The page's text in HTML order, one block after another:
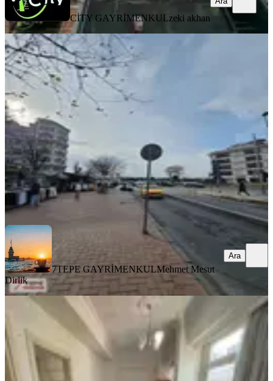
CİTY GAYRİMENKULzeki akhan
YENİ
Yenikapı Marmaray Durağının
Karşısında Kiralık 2+1
Fatih, Katip Kasım Mahallesi
2+1
·75 m² 1. Kat 06.08.2026
7TEPE GAYRİMENKULMehmet Mesut Dirlik
Ara
7TEPE GAYRİMENKULMehmet Mesut
Dirlik
Ara
Kocamustafapaşa Merkezde 60m2 18
Yıllık Binada Memura
Fatih, Koca Mustafapaşa Mahallesi
06.08.2026